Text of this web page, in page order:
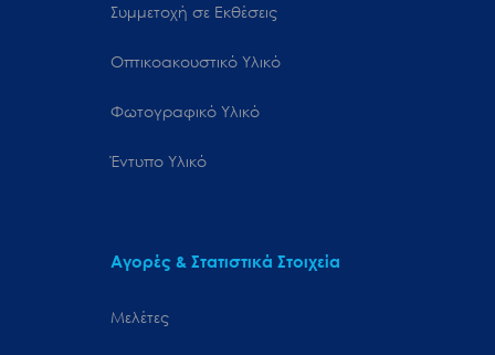
Συμμετοχή σε Εκθέσεις
Οπτικοακουστικό Υλικό
Φωτογραφικό Υλικό
Έντυπο Υλικό
Αγορές & Στατιστικά Στοιχεία
Μελέτες